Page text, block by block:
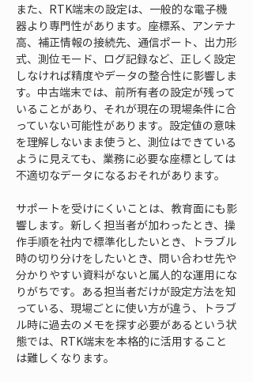
また、RTK端末の設定は、一般的な電子機
器より専門性があります。座標系、アンテナ
高、補正情報の接続先、通信ポート、出力形
式、測位モード、ログ記録など、正しく設定
しなければ精度やデータの整合性に影響しま
す。中古端末では、前所有者の設定が残って
いることがあり、それが現在の現場条件に合
っていない可能性があります。設定値の意味
を理解しないまま使うと、測位はできている
ように見えても、業務に必要な座標としては
不適切なデータになるおそれがあります。
サポートを受けにくいことは、教育面にも影
響します。新しく担当者が加わったとき、操
作手順を社内で標準化したいとき、トラブル
時の切り分けをしたいとき、問い合わせ先や
分かりやすい資料がないと属人的な運用にな
りがちです。ある担当者だけが設定方法を知
っている、現場ごとに使い方が違う、トラブ
ル時に過去のメモを探す必要があるという状
態では、RTK端末を本格的に活用すること
は難しくなります。